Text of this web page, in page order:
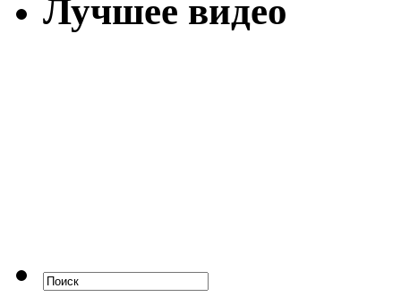
Лучшее видео